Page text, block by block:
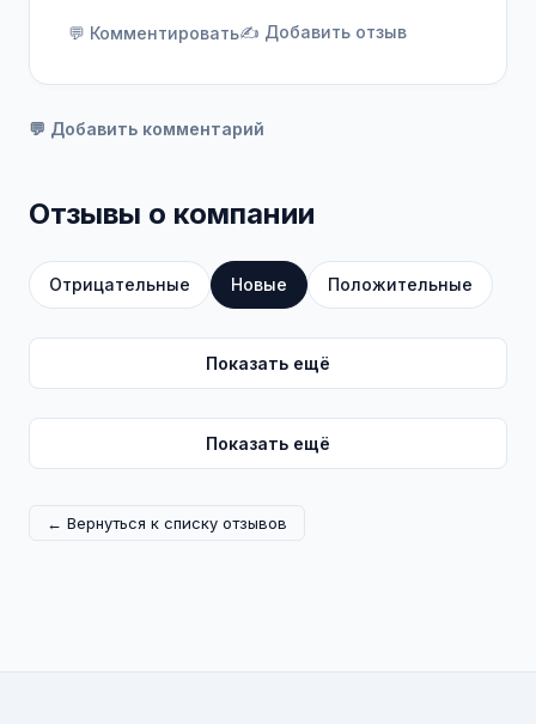
💬 Комментировать✍️ Добавить отзыв
💬 Добавить комментарий
Отзывы о компании
Отрицательные Новые Положительные
Показать ещё
Показать ещё
← Вернуться к списку отзывов